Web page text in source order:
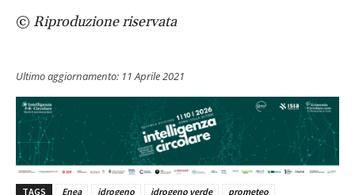
© Riproduzione riservata
Ultimo aggiornamento: 11 Aprile 2021
TAGS Enea idrogeno idrogeno verde prometeo